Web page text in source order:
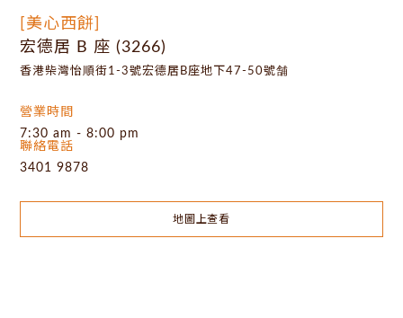
[美心西餅]
宏德居 B 座 (3266)
香港柴灣怡順街1-3號宏德居B座地下47-50號舗
營業時間
7:30 am - 8:00 pm
聯絡電話
3401 9878
地圖上查看